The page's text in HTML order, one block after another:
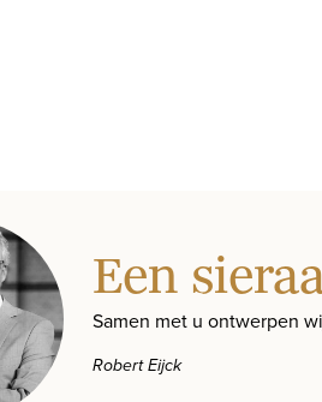
Een
Samen met u ontwerpen
Robert Eijck